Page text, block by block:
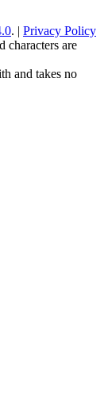
. | Privacy Policy
are
and takes no